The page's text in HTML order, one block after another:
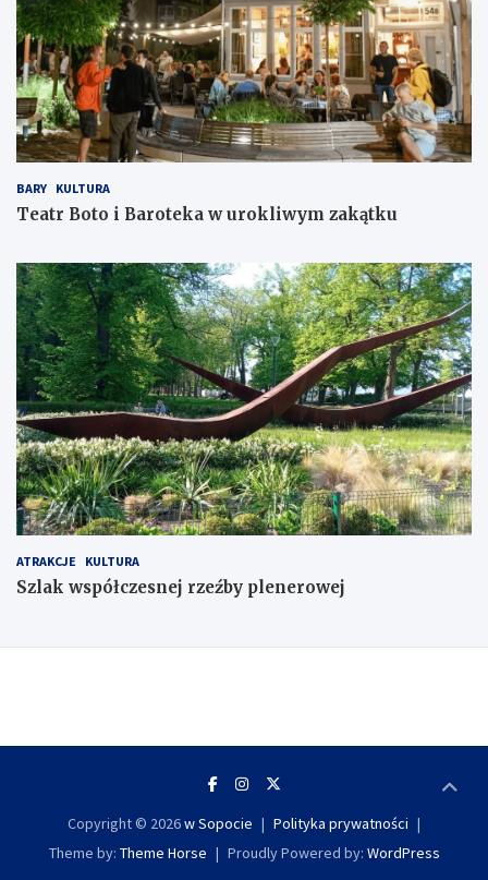
BARY KULTURA
Teatr Boto i Baroteka w urokliwym zakątku
ATRAKCJE KULTURA
Szlak współczesnej rzeźby plenerowej
Copyright © 2026w Sopocie
Polityka prywatności
Theme by: Theme Horse Proudly Powered by: WordPress